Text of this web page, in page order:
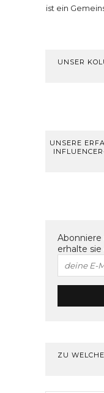
ist ein
UNSER
UNSERE
erhalte
ZU